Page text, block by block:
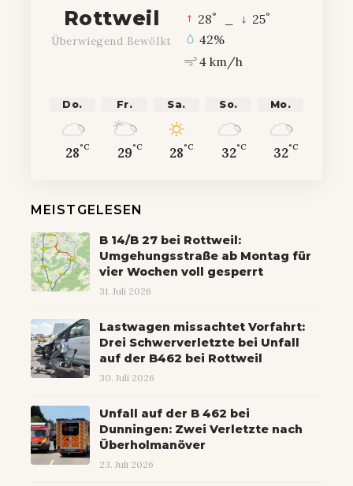
Rottweil
Überwiegend Bewölkt
28° 25°
42%
4 km/h
Do.
28°C
Fr.
29°C
Sa.
28°C
So.
32°C
Mo.
32°C
MEISTGELESEN
B 14/B 27 bei Rottweil:
Umgehungsstraße ab Montag für
vier Wochen voll gesperrt
31. Juli 2026
Lastwagen missachtet Vorfahrt:
Drei Schwerverletzte bei Unfall
auf der B462 bei Rottweil
30. Juli 2026
Unfall auf der B 462 bei
Dunningen: Zwei Verletzte nach
Überholmanöver
23. Juli 2026